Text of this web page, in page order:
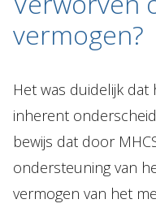
vermogen?
Het was duidelijk
inherent
bewijs dat door
ondersteuning van
vermogen van het